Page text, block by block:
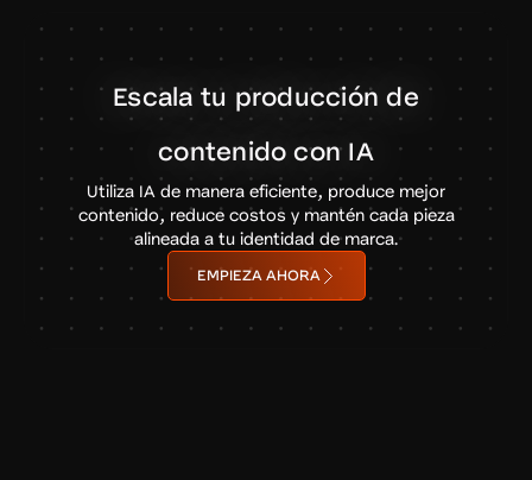
Escala tu producción de
contenido con IA
Utiliza IA de manera eficiente, produce mejor
contenido, reduce costos y mantén cada pieza
alineada a tu identidad de marca.
EMPIEZA AHORA